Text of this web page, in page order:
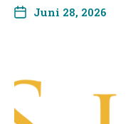
Juni 28, 2026